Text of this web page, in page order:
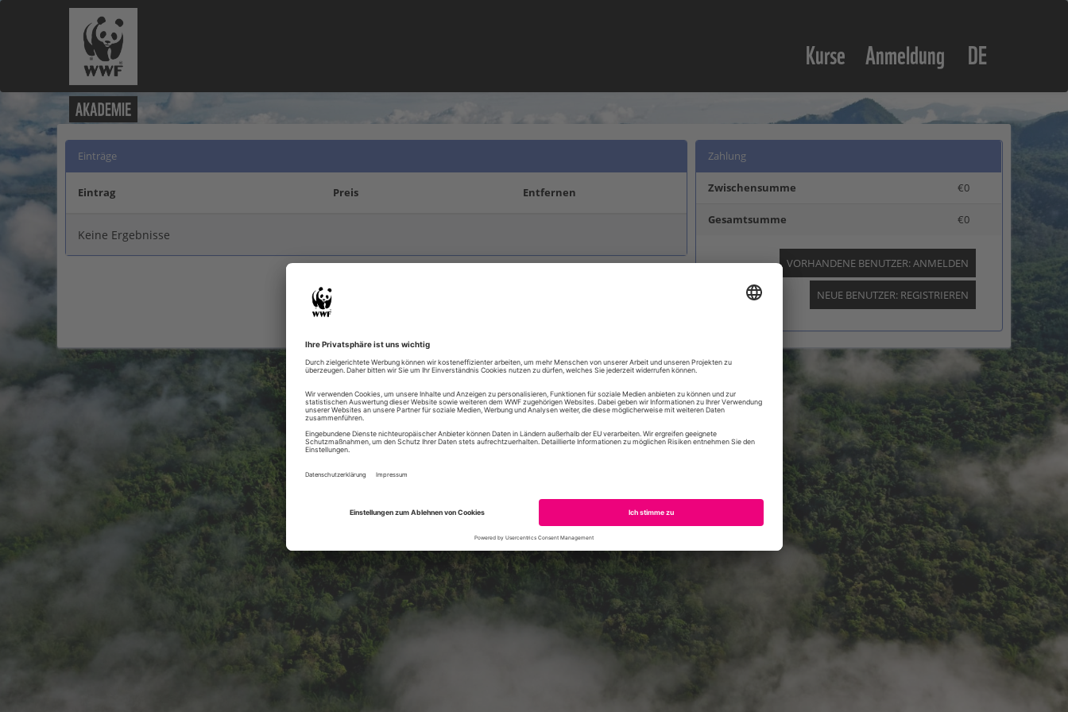
Kurse Anmeldung DE
Einträge
Eintrag Preis Entfernen
Keine Ergebnisse
Zahlung
Zwischensumme €0
Gesamtsumme €0
VORHANDENE BENUTZER: ANMELDEN
NEUE BENUTZER: REGISTRIEREN